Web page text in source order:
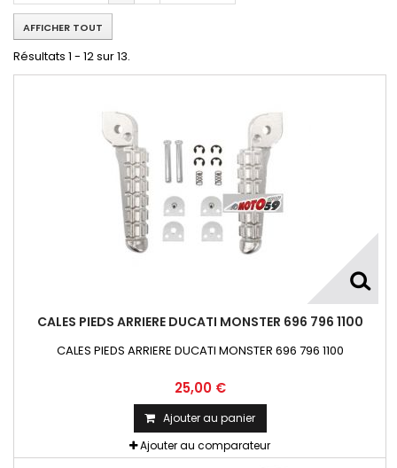
AFFICHER TOUT
Résultats 1 - 12 sur 13.
CALES PIEDS ARRIERE DUCATI MONSTER 696 796 1100
CALES PIEDS ARRIERE DUCATI MONSTER 696 796 1100
25,00 €
Ajouter au panier
Ajouter au comparateur